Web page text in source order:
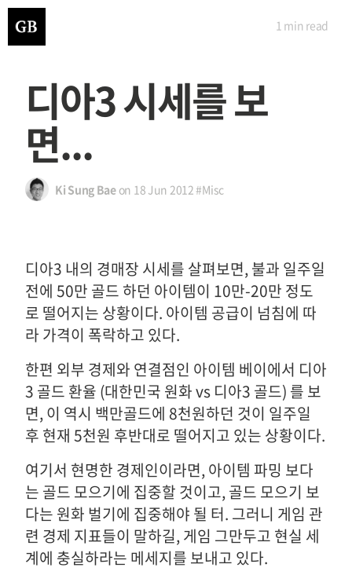
디아3 시세를 보
면...
Ki Sung Baeon 18 Jun 2012#Misc
1 min read
디아3 내의 경매장 시세를 살펴보면, 불과 일주일
전에 50만 골드 하던 아이템이 10만-20만 정도
로 떨어지는 상황이다. 아이템 공급이 넘침에 따
라 가격이 폭락하고 있다.
한편 외부 경제와 연결점인 아이템 베이에서 디아
3 골드 환율 (대한민국 원화 vs 디아3 골드) 를 보
면, 이 역시 백만골드에 8천원하던 것이 일주일
후 현재 5천원 후반대로 떨어지고 있는 상황이다.
여기서 현명한 경제인이라면, 아이템 파밍 보다
는 골드 모으기에 집중할 것이고, 골드 모으기 보
다는 원화 벌기에 집중해야 될 터. 그러니 게임 관
련 경제 지표들이 말하길, 게임 그만두고 현실 세
계에 충실하라는 메세지를 보내고 있다.